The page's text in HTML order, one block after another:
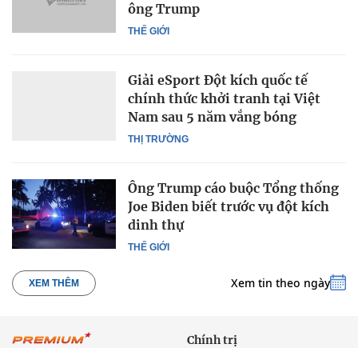
THẾ GIỚI
ông Trump
THỊ TRƯỜNG
Giải eSport Đột kích quốc tế
chính thức khởi tranh tại Việt
Nam sau 5 năm vắng bóng
THẾ GIỚI
Ông Trump cáo buộc Tổng thống
Joe Biden biết trước vụ đột kích
dinh thự
XEM THÊM Xem tin theo ngày
Chính trị